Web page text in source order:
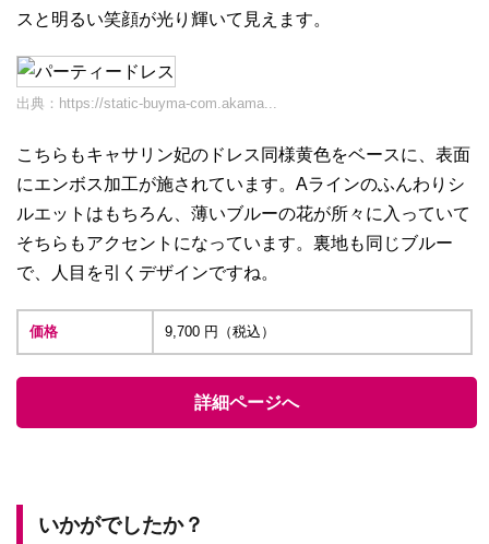
スと明るい笑顔が光り輝いて見えます。
出典： https://static-buyma-com.akama...
こちらもキャサリン妃のドレス同様黄色をベースに、表面
にエンボス加工が施されています。Aラインのふんわりシ
ルエットはもちろん、薄いブルーの花が所々に入っていて
そちらもアクセントになっています。裏地も同じブルー
で、人目を引くデザインですね。
価格 9,700 円（税込）
詳細ページへ
いかがでしたか？